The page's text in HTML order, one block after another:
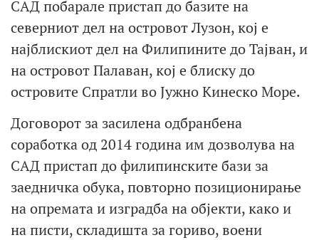
САД побарале пристап до базите на
северниот дел на островот Лузон, кој е
најблискиот дел на Филипините до Тајван, и
на островот Палаван, кој е блиску до
островите Спратли во Јужно Кинеско Море.
Договорот за засилена одбранбена
соработка од 2014 година им дозволува на
САД пристап до филипинските бази за
заедничка обука, повторно позиционирање
на опремата и изградба на објекти, како и
на писти, складишта за гориво, воени